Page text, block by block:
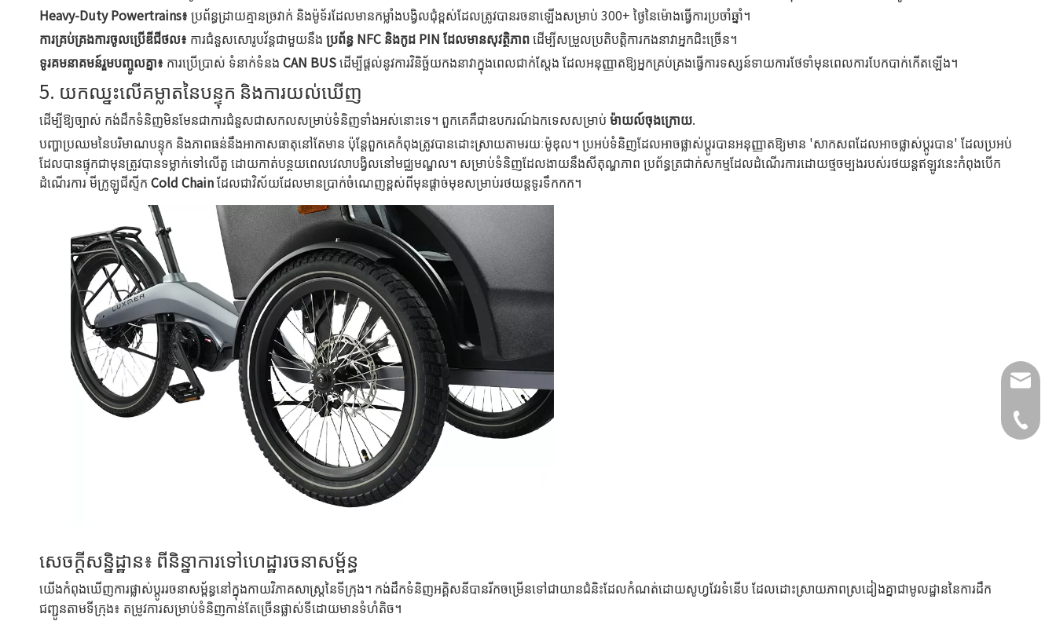
Heavy-Duty Powertrains៖ ប្រព័ន្ធដ្រាយគ្មានច្រវាក់ និងម៉ូទ័រដែលមានកម្លាំងបង្វិលជុំខ្ពស់ដែលត្រូវបានរចនាឡើងសម្រាប់ 300+ ថ្ងៃនៃម៉ោងធ្វើការប្រចាំឆ្នាំ។
ការគ្រប់គ្រងការចូលប្រើឌីជីថល៖ ការជំនួសសោរូបវ័ន្តជាមួយនឹង ប្រព័ន្ធ NFC និងកូដ PIN ដែលមានសុវត្ថិភាពដើម្បីសម្រួលប្រតិបត្តិការកងនាវាអ្នកជិះច្រើន។
ទូរគមនាគមន៍រួមបញ្ចូលគ្នា៖ ការប្រើប្រាស់ ទំនាក់ទំនង CAN BUSដើម្បីផ្តល់នូវការវិនិច្ឆ័យកងនាវាក្នុងពេលជាក់ស្តែង ដែលអនុញ្ញាតឱ្យអ្នកគ្រប់គ្រងធ្វើការទស្សន៍ទាយការថែទាំមុនពេលការបែកបាក់កើតឡើង។
5. យកឈ្នះលើគម្លាតនៃបន្ទុក និងការយល់ឃើញ
ដើម្បីឱ្យច្បាស់ កង់ដឹកទំនិញមិនមែនជាការជំនួសជាសកលសម្រាប់ទំនិញទាំងអស់នោះទេ។ ពួកគេគឺជាឧបករណ៍ឯកទេសសម្រាប់ ម៉ាយល៍ចុងក្រោយ.
បញ្ហាប្រឈមនៃបរិមាណបន្ទុក និងភាពធន់នឹងអាកាសធាតុនៅតែមាន ប៉ុន្តែពួកគេកំពុងត្រូវបានដោះស្រាយតាមរយៈម៉ូឌុល។ ប្រអប់ទំនិញដែលអាចផ្លាស់ប្តូរបានអនុញ្ញាតឱ្យមាន 'សាកសពដែលអាចផ្លាស់ប្តូរបាន' ដែលប្រអប់
ដែលបានផ្ទុកជាមុនត្រូវបានទម្លាក់ទៅលើតួ ដោយកាត់បន្ថយពេលវេលាបង្វិលនៅមជ្ឈមណ្ឌល។ សម្រាប់ទំនិញដែលងាយនឹងសីតុណ្ហភាព ប្រព័ន្ធត្រជាក់សកម្មដែលដំណើរការដោយថ្មចម្បងរបស់រថយន្តឥឡូវនេះកំពុងបើក
ដំណើរការ មីក្រូឡូជីស្ទីក Cold Chainដែលជាវិស័យដែលមានប្រាក់ចំណេញខ្ពស់ពីមុនផ្តាច់មុខសម្រាប់រថយន្តទូរទឹកកក។
សេចក្តីសន្និដ្ឋាន៖ ពីនិន្នាការទៅហេដ្ឋារចនាសម្ព័ន្ធ
យើងកំពុងឃើញការផ្លាស់ប្តូររចនាសម្ព័ន្ធនៅក្នុងកាយវិភាគសាស្ត្រនៃទីក្រុង។ កង់ដឹកទំនិញអគ្គិសនីបានរីកចម្រើនទៅជាយានជំនិះដែលកំណត់ដោយសូហ្វវែរទំនើប ដែលដោះស្រាយភាពស្រដៀងគ្នាជាមូលដ្ឋាននៃការដឹក
ជញ្ជូនតាមទីក្រុង៖ តម្រូវការសម្រាប់ទំនិញកាន់តែច្រើនផ្លាស់ទីដោយមានទំហំតិច។
+49